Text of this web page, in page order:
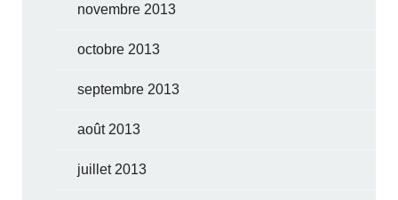
novembre 2013
octobre 2013
septembre 2013
août 2013
juillet 2013